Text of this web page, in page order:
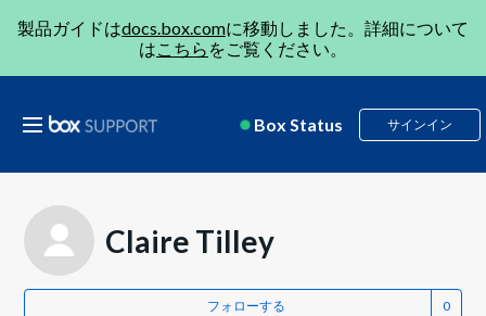
製品ガイドはdocs.box.comに移動しました。詳細について
はこちら をご覧ください。
Box Status サインイン
Claire Tilley
フォローする